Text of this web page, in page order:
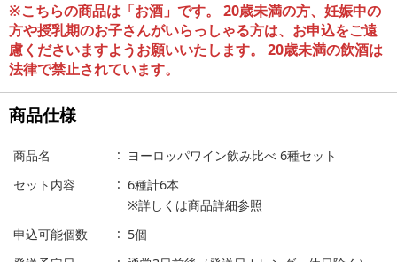
※こちらの商品は「お酒」です。 20歳未満の方、妊娠中の
方や授乳期のお子さんがいらっしゃる方は、お申込をご遠
慮くださいますようお願いいたします。 20歳未満の飲酒は
法律で禁止されています。
商品仕様
商品名
ヨーロッパワイン飲み比べ 6種セット
セット内容
6種計6本
※詳しくは商品詳細参照
申込可能個数
5個